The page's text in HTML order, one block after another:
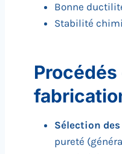
Bonne
Stabilité
Procédés
Sélection
pureté